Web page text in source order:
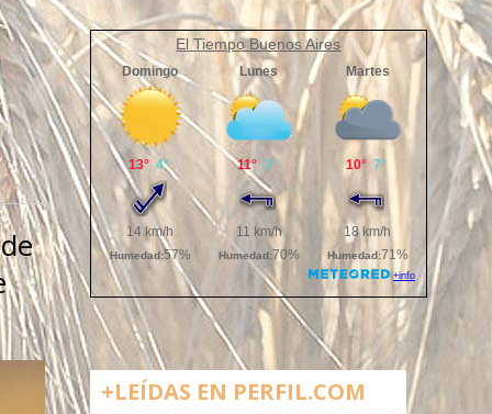
El Tiempo Buenos Aires
+LEÍDAS EN PERFIL.COM